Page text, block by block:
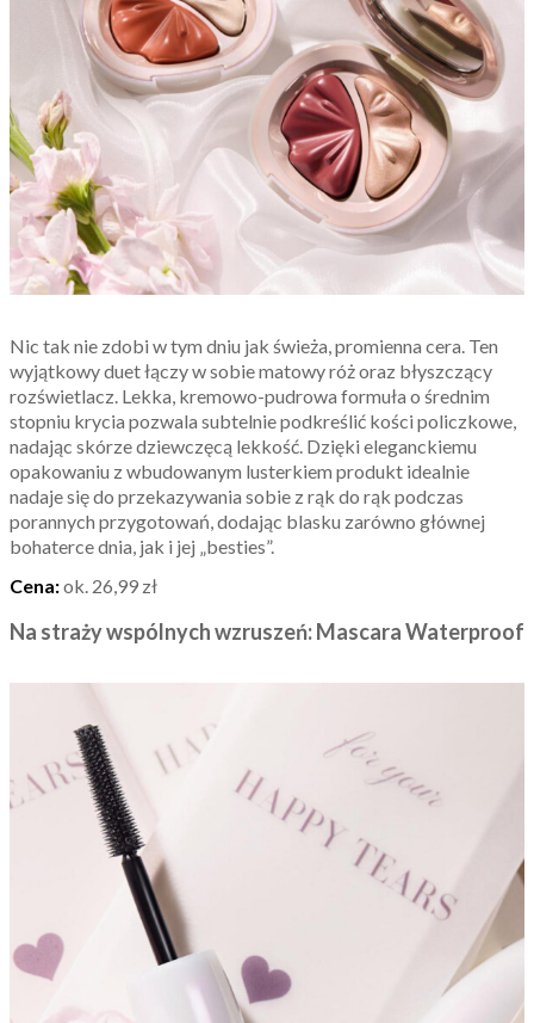
Nic tak nie zdobi w tym dniu jak świeża, promienna cera. Ten
wyjątkowy duet łączy w sobie matowy róż oraz błyszczący
rozświetlacz. Lekka, kremowo-pudrowa formuła o średnim
stopniu krycia pozwala subtelnie podkreślić kości policzkowe,
nadając skórze dziewczęcą lekkość. Dzięki eleganckiemu
opakowaniu z wbudowanym lusterkiem produkt idealnie
nadaje się do przekazywania sobie z rąk do rąk podczas
porannych przygotowań, dodając blasku zarówno głównej
bohaterce dnia, jak i jej „besties”.
Cena:ok. 26,99 zł
Na straży wspólnych wzruszeń: Mascara Waterproof